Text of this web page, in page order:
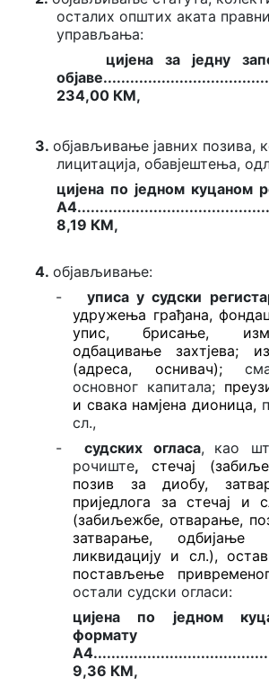
осталих општих аката
управљања:
цијена за једну
објаве
234,00 КМ,
3. oбјављивање јавних позива,
лицитација, обавјештења,
цијена по једном куцаном
А4.....................................
8,19 КМ,
4. објављивање:
-
уписа у судски
удружења грађана,
упис, брисање,
одбацивање захтјева;
(адреса, оснивач);
основног капитала;
и свака намјена дионица,
сл.,
-
судских огласа, као
рочиште,стечај
позив за диобу,
приједлога за стечај и
(забиљежбе, отварање,
затварање, одбијање
ликвидацију и сл.),
постављење
остали судски огласи:
цијена по једном
формату
А4.....................................
9,36 КМ,